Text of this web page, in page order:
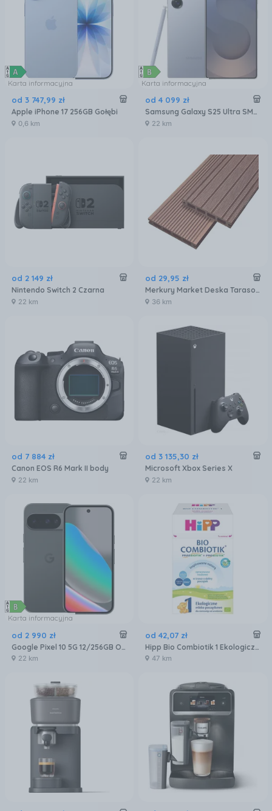
Karta informacyjna
od 3 747,99 zł
Apple iPhone 17 256GB Gołębi
0,6 km
Karta informacyjna
od 4 099 zł
Samsung Galaxy S25 Ultra SM-S938 12/256GB Tytanowy Niebieski
22 km
od 2 149 zł
Nintendo Switch 2 Czarna
22 km
od 29,95 zł
Merkury Market Deska Tarasowa Mercado Basic Brąz 2000X120X20Mm MR5601072
36 km
od 7 884 zł
Canon EOS R6 Mark II body
22 km
od 3 135,30 zł
Microsoft Xbox Series X
22 km
Karta informacyjna
od 2 990 zł
Google Pixel 10 5G 12/256GB Obsydian
22 km
od 42,07 zł
Hipp Bio Combiotik 1 Ekologiczne mleko początkowe 550g
47 km